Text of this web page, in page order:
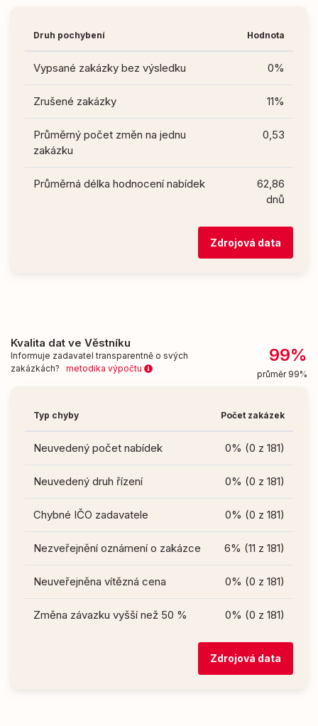
Druh pochybení Hodnota
Vypsané zakázky bez výsledku 0%
Zrušené zakázky 11%
Průměrný počet změn na jednu
zakázku
0,53
Průměrná délka hodnocení nabídek
62,86
dnů
Zdrojová data
Kvalita dat ve Věstníku
Informuje zadavatel transparentně o svých
zakázkách? metodika výpočtu
99%
průměr 99%
Typ chyby Počet zakázek
Neuvedený počet nabídek 0% (0 z 181)
Neuvedený druh řízení 0% (0 z 181)
Chybné IČO zadavatele 0% (0 z 181)
Nezveřejnění oznámení o zakázce 6% (11 z 181)
Neuveřejněna vítězná cena 0% (0 z 181)
Změna závazku vyšší než 50 % 0% (0 z 181)
Zdrojová data